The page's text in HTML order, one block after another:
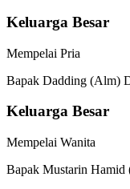
Keluarga Besar
Mempelai Pria
Bapak Dadding (Alm)
Keluarga Besar
Mempelai Wanita
Bapak Mustarin